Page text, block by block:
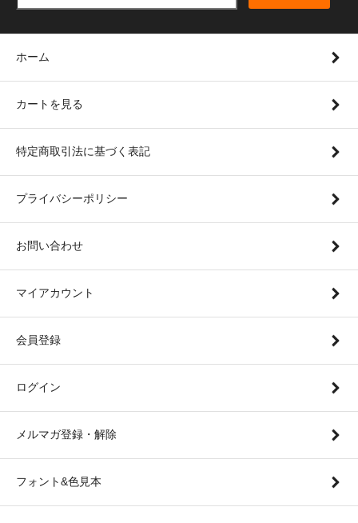
ホーム
カートを見る
特定商取引法に基づく表記
プライバシーポリシー
お問い合わせ
マイアカウント
会員登録
ログイン
メルマガ登録・解除
フォント&色見本